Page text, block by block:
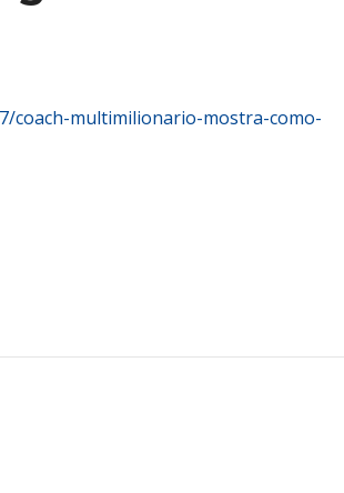
coach-multimilionario-mostra-como-